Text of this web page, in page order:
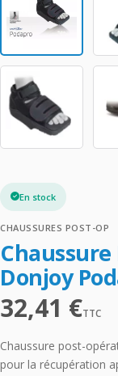
En stock
CHAUSSURES POST-OP
Chaussure
Donjoy
32,41 €TTC
Chaussure post-
pour la récupération